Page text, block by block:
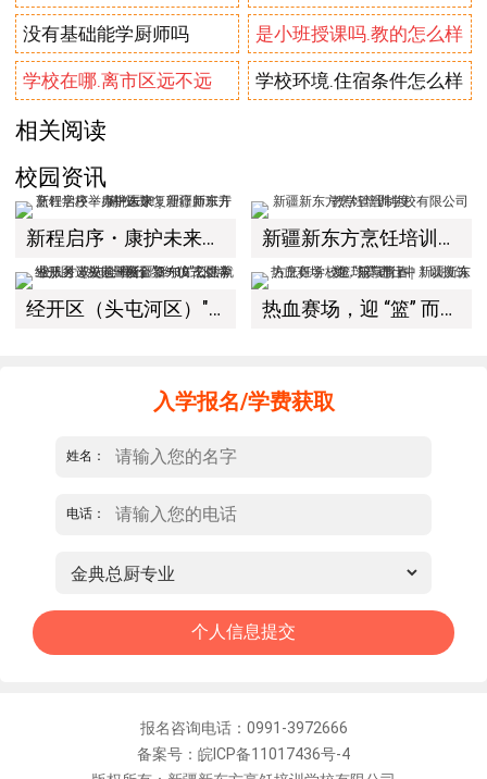
没有基础能学厨师吗 是小班授课吗.教的怎么样
学校在哪.离市区远不远 学校环境.住宿条件怎么样
相关阅读
校园资讯
新程启序・康护未来｜新疆新东方烹饪学校举办中医康复理疗师班开幕仪式！ 新疆新东方烹饪培训学校有限公司教学管理制度
经开区（头屯河区）"3+10"公共就业服务进校园暨新疆新东方烹饪学校人才双选会+校企签约仪式圆满举行 热血赛场，迎 “篮” 而上｜新疆新东方烹饪学校篮球赛进行中！以技筑梦，乐享青春
入学报名/学费获取
姓名：
电话：
报名咨询电话：0991-3972666
备案号：皖ICP备11017436号-4